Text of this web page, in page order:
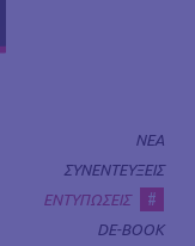
ΝΕΑ
ΣΥΝΕΝΤΕΥΞΕΙΣ
ΕΝΤΥΠΩΣΕΙΣ
#
DE-BOOK